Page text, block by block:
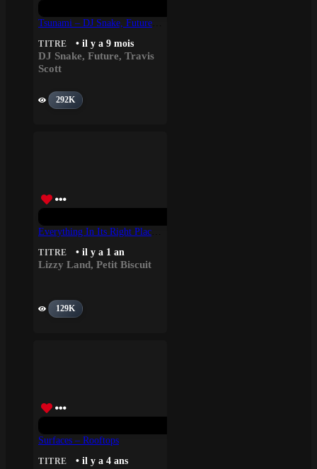
TITRE • il y a 9 mois
DJ Snake, Future, Travis
Scott
292K
TITRE • il y a 1 an
Lizzy Land, Petit Biscuit
129K
Surfaces – Rooftops
TITRE • il y a 4 ans